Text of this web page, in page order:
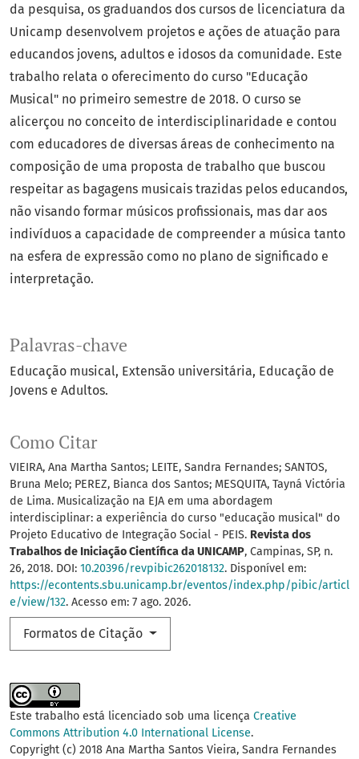
Palavras-chave
Educação musical Extensão universitária Educação de
Jovens e Adultos.
Como Citar
VIEIRA, Ana Martha Santos; LEITE, Sandra Fernandes; SANTOS,
Bruna Melo; PEREZ, Bianca dos Santos; MESQUITA, Tayná Victória
de Lima. Musicalização na EJA em uma abordagem
interdisciplinar: a experiência do curso "educação musical" do
Projeto Educativo de Integração Social - PEIS. Revista dos
Trabalhos de Iniciação Científica da UNICAMP, Campinas, SP, n.
26, 2018. DOI: 10.20396/revpibic262018132. Disponível em:
https://econtents.sbu.unicamp.br/eventos/index.php/pibic/articl
e/view/132. Acesso em: 7 ago. 2026.
Formatos de Citação
da pesquisa, os graduandos dos cursos de licenciatura da
Unicamp desenvolvem projetos e ações de atuação para
educandos jovens, adultos e idosos da comunidade. Este
trabalho relata o oferecimento do curso "Educação
Musical" no primeiro semestre de 2018. O curso se
alicerçou no conceito de interdisciplinaridade e contou
com educadores de diversas áreas de conhecimento na
composição de uma proposta de trabalho que buscou
respeitar as bagagens musicais trazidas pelos educandos,
não visando formar músicos profissionais, mas dar aos
indivíduos a capacidade de compreender a música tanto
na esfera de expressão como no plano de significado e
interpretação.
Este trabalho está licenciado sob uma licença Creative
Commons Attribution 4.0 International License.
Copyright (c) 2018 Ana Martha Santos Vieira, Sandra Fernandes